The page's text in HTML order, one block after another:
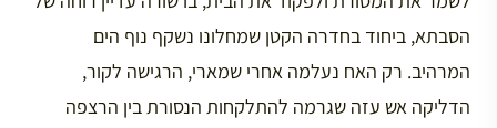
הסבתא, ביחוד בחדרה הקטן שמחלונו נשקף נוף הים
המרהיב. רק האח נעלמה אחרי שמארי, הרגישה לקור,
הדליקה אש עזה שגרמה להתלקחות הנסורת בין הרצפה